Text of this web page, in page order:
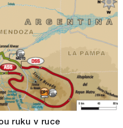
ruku v ruce